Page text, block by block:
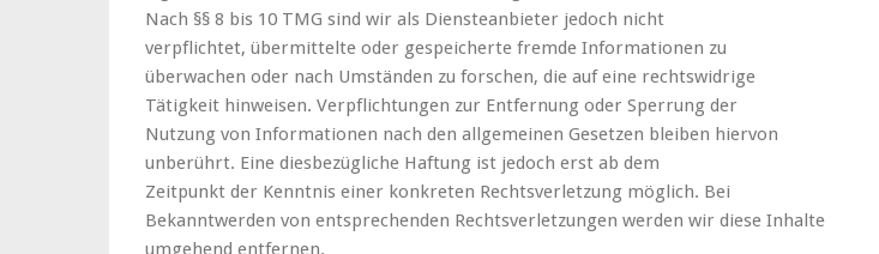
Nach §§ 8 bis 10 TMG sind wir als Diensteanbieter jedoch nicht
verpflichtet, übermittelte oder gespeicherte fremde Informationen zu
überwachen oder nach Umständen zu forschen, die auf eine rechtswidrige
Tätigkeit hinweisen. Verpflichtungen zur Entfernung oder Sperrung der
Nutzung von Informationen nach den allgemeinen Gesetzen bleiben hiervon
unberührt. Eine diesbezügliche Haftung ist jedoch erst ab dem
Zeitpunkt der Kenntnis einer konkreten Rechtsverletzung möglich. Bei
Bekanntwerden von entsprechenden Rechtsverletzungen werden wir diese Inhalte
umgehend entfernen.